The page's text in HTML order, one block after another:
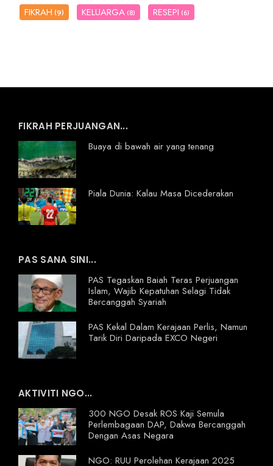
FIKRAH(9) KELUARGA (8) RESEPI (6)
FIKRAH PERJUANGAN...
Buaya di bawah air yang tenang
Piala Dunia: Kalau Masa Dicederakan
PAS SANA SINI...
PAS Tegaskan Baiah Teras Perjuangan
Islam, Wajib Kepatuhan Selagi Tidak
Bercanggah Syariah
PAS Kekal Dalam Kerajaan Perlis, Namun
Tarik Diri Daripada EXCO Negeri
AKTIVITI NGO...
300 NGO Desak ROS Kaji Semula
Perlembagaan DAP, Dakwa Bercanggah
Dengan Asas Negara
NGO: RUU Perolehan Kerajaan 2025